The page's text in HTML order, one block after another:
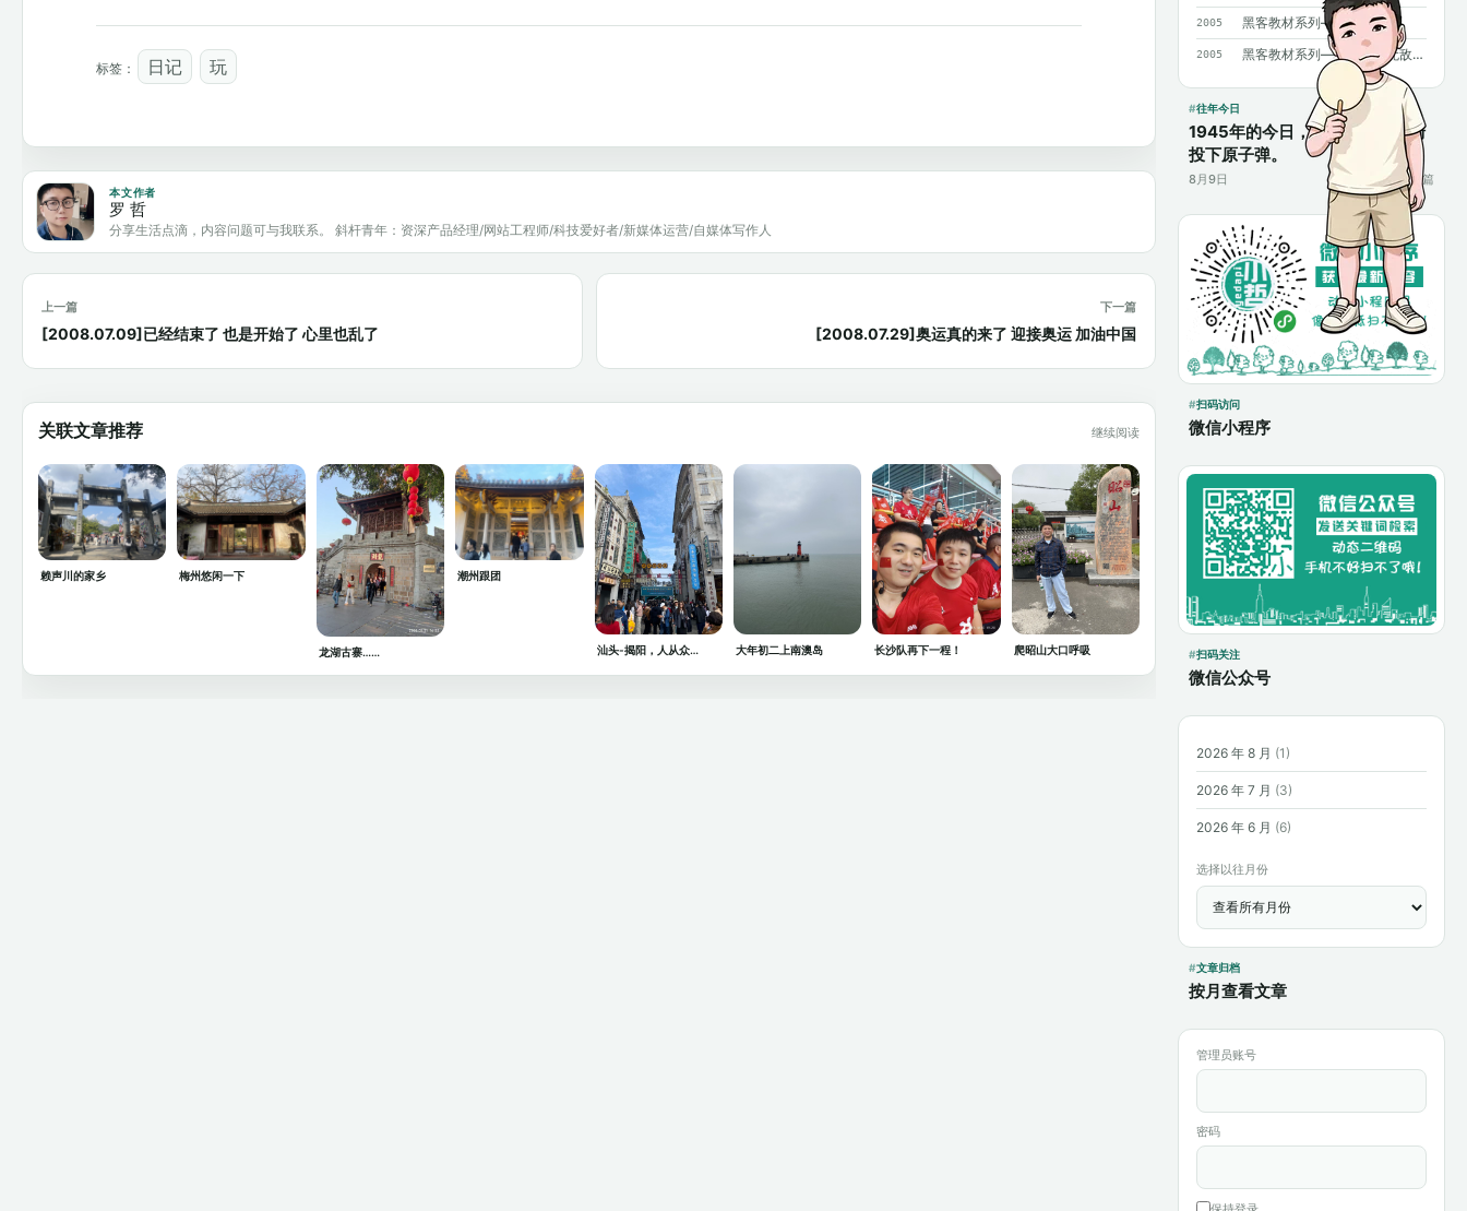
2005 黑客教材系列——密码知识
2005 黑客教材系列——BBS的无敌杀手
往年今日
1945年的今日，美国在日本长崎
投下原子弹。
8月9日 17篇
扫码访问
微信小程序
扫码关注
微信公众号
2026 年 8 月 (1)
2026 年 7 月 (3)
2026 年 6 月 (6)
选择以往月份
文章归档
按月查看文章
管理员账号
密码
标签： 日记 玩
本文作者
罗 哲
分享生活点滴，内容问题可与我联系。 斜杆青年：资深产品经理/网站工程师/科技爱好者/新媒体运营/自媒体写作人
上一篇
[2008.07.09]已经结束了 也是开始了 心里也乱了
下一篇
[2008.07.29]奥运真的来了 迎接奥运 加油中国
关联文章推荐 继续阅读
赖声川的家乡 梅州悠闲一下
龙湖古寨……
潮州跟团
汕头-揭阳，人从众… 大年初二上南澳岛 长沙队再下一程！ 爬昭山大口呼吸